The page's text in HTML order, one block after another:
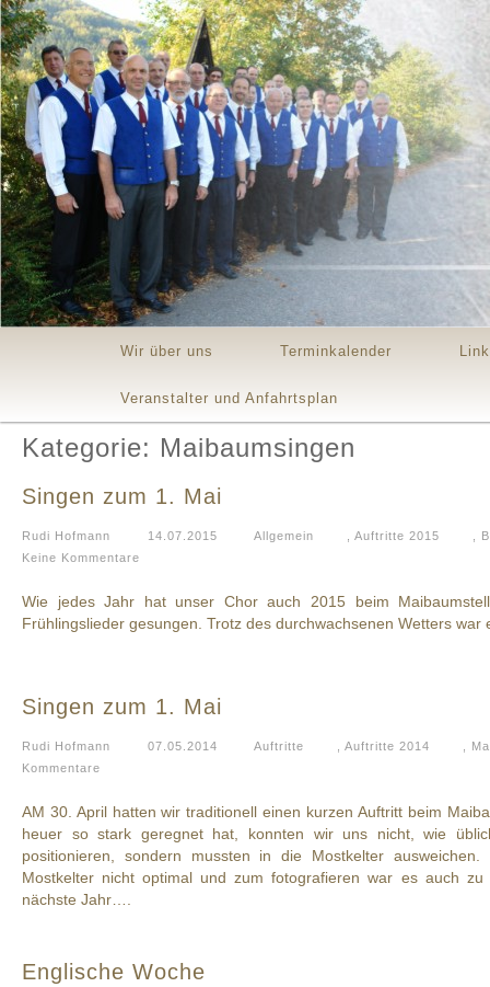
Skip to primary content
Skip to secondary content
Wir über uns Terminkalender
Veranstalter und Anfahrtsplan
Kategorie: Maibaumsingen
Singen zum 1. Mai
Rudi Hofmann 14.07.2015 Allgemein Auftritte 2015
Keine Kommentare
Wie jedes Jahr hat unser Chor auch 2015 beim
Frühlingslieder gesungen. Trotz des durchwachsenen Wetters war
Singen zum 1. Mai
Rudi Hofmann 07.05.2014 Auftritte Auftritte 2014
Kommentare
AM 30. April hatten wir traditionell einen kurzen Auftritt beim
heuer so stark geregnet hat, konnten wir uns nicht, wie
positionieren, sondern mussten in die Mostkelter
Mostkelter nicht optimal und zum fotografieren war es auch
nächste Jahr….
Englische Woche